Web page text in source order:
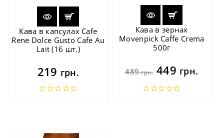
Кава в капсулах Cafe
Rene Dolce Gusto Cafe Au
Lait (16 шт.)
219 грн.
Кава в зернах
Movenpick Caffe Crema
500г
489грн.449 грн.